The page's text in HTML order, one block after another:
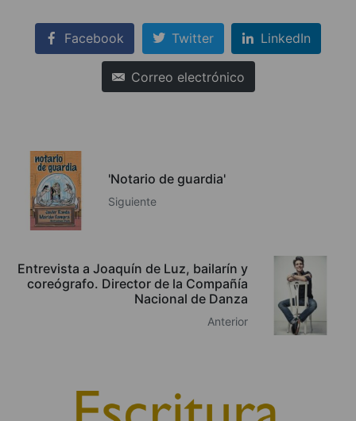
Facebook Twitter LinkedIn
Correo electrónico
'Notario de guardia'
Siguiente
Entrevista a Joaquín de Luz, bailarín y
coreógrafo. Director de la Compañía
Nacional de Danza
Anterior